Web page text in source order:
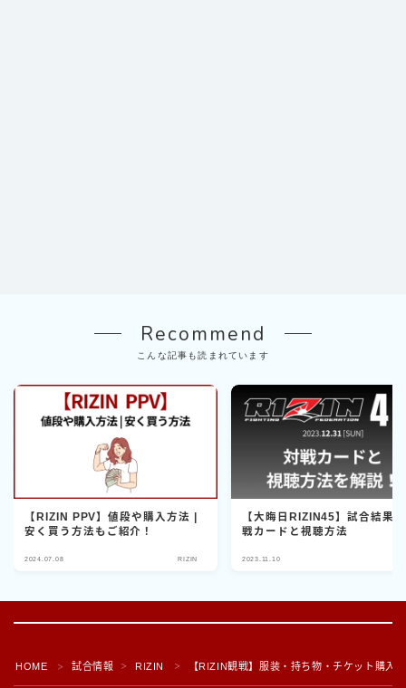
Recommend
こんな記事も読まれています
【RIZIN PPV】値段や購入方法 |
安く買う方法もご紹介！
2024.07.08 RIZIN
【大晦日RIZIN45】試合結果
戦カードと視聴方法
2023.11.10
HOME ＞ 試合情報 ＞ RIZIN ＞ 【RIZIN観戦】服装・持ち物・チケット購入